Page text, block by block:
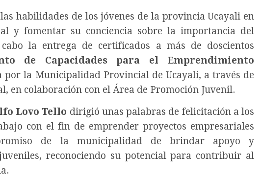
habilidades de los jóvenes de la provincia Ucayali en
y fomentar su conciencia sobre la importancia del
la entrega de certificados a más de doscientos
de Capacidades para el Emprendimiento
la Municipalidad Provincial de Ucayali, a través de
en colaboración con el Área de Promoción Juvenil.
Lovo Tello dirigió unas palabras de felicitación a los
con el fin de emprender proyectos empresariales
de la municipalidad de brindar apoyo y
reconociendo su potencial para contribuir al